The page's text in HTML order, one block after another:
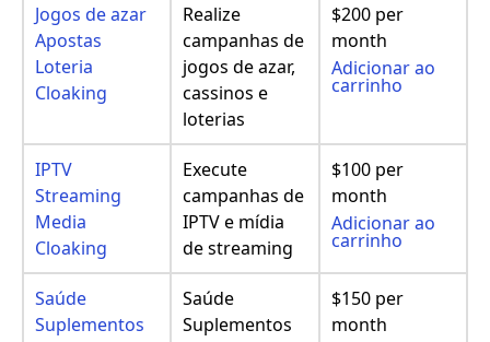
Jogos de azar
Apostas
Loteria
Cloaking
Realize
campanhas de
jogos de azar,
cassinos e
loterias
$200 per
month
Adicionar ao
carrinho
IPTV
Streaming
Media
Cloaking
Execute
campanhas de
IPTV e mídia
de streaming
$100 per
month
Adicionar ao
carrinho
Saúde
Suplementos
Saúde
Suplementos
$150 per
month